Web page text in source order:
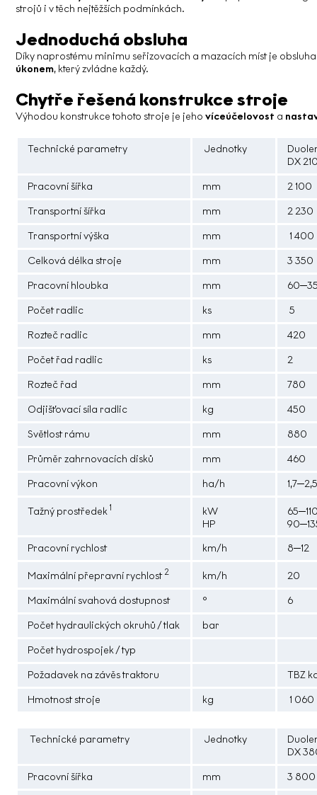
strojů i v těch nejtěžších podmínkách.
Jednoduchá obsluha
Díky naprostému minimu seřizovacích a mazacích míst je
úkonem, který zvládne každý.
Chytře řešená konstrukce stroje
Výhodou konstrukce tohoto stroje je jehovíceúčelovost a
Technické parametry Jednotky
DX
Pracovní šířka mm 2 100
Transportní šířka mm 2 230
Transportní výška mm 1 400
Celková délka stroje mm 3 350
Pracovní hloubka mm
Počet radlic ks 5
Rozteč radlic mm 420
Počet řad radlic ks 2
Rozteč řad mm 780
Odjišťovací síla radlic kg 450
Světlost rámu mm 880
Průměr zahrnovacích disků mm 460
Pracovní výkon ha/h
Tažný prostředek 1
kW
HP
Pracovní rychlost
km/h 8─12
Maximální přepravní rychlost 2 km/h 20
Maximální svahová dostupnost ° 6
Počet hydraulických okruhů / tlak bar
Počet hydrospojek / typ
Požadavek na závěs traktoru TBZ
Hmotnost stroje kg 1 060
Technické parametry Jednotky
DX
Pracovní šířka mm 3 800